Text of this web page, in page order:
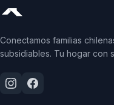
Conectamos familias
subsidiables. Tu hogar con